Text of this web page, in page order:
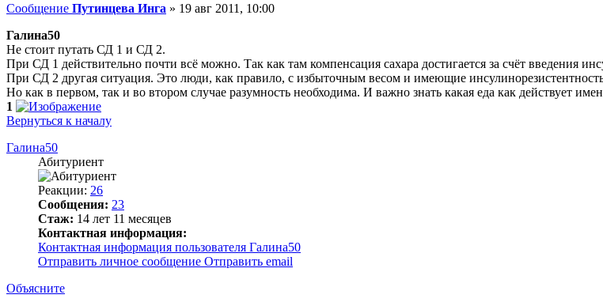
Сообщение Путинцева Инга » 19 авг 2011, 10:00
Галина50
Не стоит путать СД 1 и СД 2.
При СД 1 действительно почти всё можно. Так как там компенсация сахара достигается за счёт введения
При СД 2 другая ситуация. Это люди, как правило, с избыточным весом и имеющие
Но как в первом, так и во втором случае разумность необходима. И важно знать какая еда как действует
1
Вернуться к началу
Галина50
Абитуриент
Реакции: 26
Сообщения: 23
Стаж: 14 лет 11 месяцев
Контактная информация:
Контактная информация пользователя Галина50
Отправить личное сообщение Отправить email
Объясните